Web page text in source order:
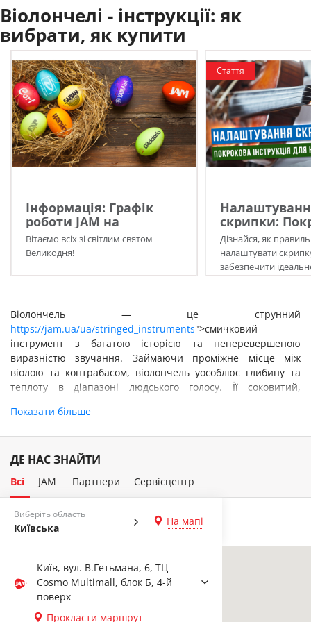
Віолончелі - інструкції: як
вибрати, як купити
Інформація: Графік
роботи JAM на
Великдень 2026!
Вітаємо всіх зі світлим святом
Великодня!
Стаття
скрипки:
інструкція
новачків
Дізнайся, як
налаштувати
забезпечити
Віолончель — це струнний
https://jam.ua/ua/stringed_instruments">смичковий
інструмент з багатою історією та неперевершеною
виразністю звучання. Займаючи проміжне місце між
віолою та контрабасом, віолончель уособлює глибину та
теплоту в діапазоні людського голосу. Її соковитий,
куточків людської душі.
Історія музичного
інструменту віолончель
Віолончель, один з найважливіших струнних інструментів,
має глибокі корені і багату історію, яка починається ще в
середньовіччі:
віоли да гамба. Протягом цього періоду, багато
італійських майстрів, таких як Андреа Аматі, Гаспаре
да Сало, та ймовірно Джованни Паоло Магіні,
сприяли розвитку ідеї віолончелі. Перші інструменти
Показати більше
ДЕ НАС ЗНАЙТИ
Виберіть область
Київська
На мапі
Київ, вул. В.Гетьмана, 6, ТЦ
Cosmo Multimall, блок Б, 4-й
поверх
Прокласти маршрут
Всі JAM Партнери Сервісцентр